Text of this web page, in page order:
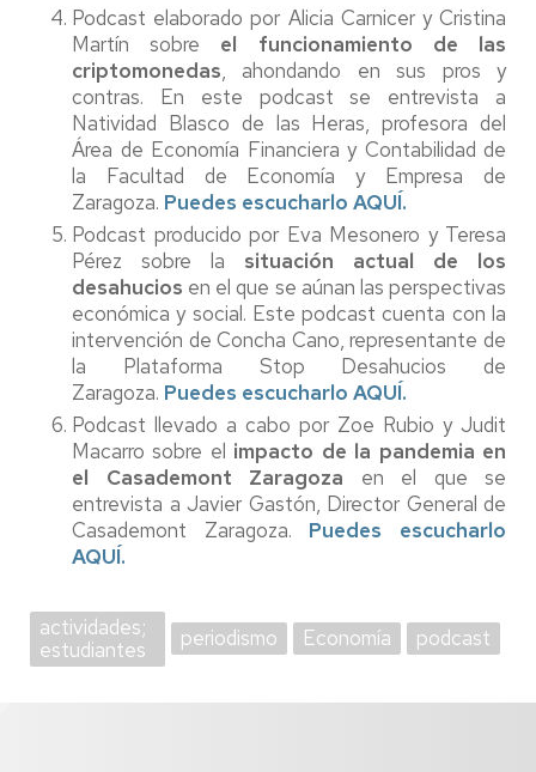
Podcast elaborado por Alicia Carnicer y Cristina
Martín sobre el funcionamiento de las
criptomonedas, ahondando en sus pros y
contras. En este podcast se entrevista a
Natividad Blasco de las Heras, profesora del
Área de Economía Financiera y Contabilidad de
la Facultad de Economía y Empresa de
Zaragoza. Puedes escucharlo AQUÍ.
Podcast producido por Eva Mesonero y Teresa
Pérez sobre la situación actual de los
desahucios en el que se aúnan las perspectivas
económica y social. Este podcast cuenta con la
intervención de Concha Cano, representante de
la Plataforma Stop Desahucios de
Zaragoza. Puedes escucharlo AQUÍ.
Podcast llevado a cabo por Zoe Rubio y Judit
Macarro sobre el impacto de la pandemia en
el Casademont Zaragoza en el que se
entrevista a Javier Gastón, Director General de
Casademont Zaragoza. Puedes escucharlo
AQUÍ.
actividades;
estudiantes
periodismo Economía podcast